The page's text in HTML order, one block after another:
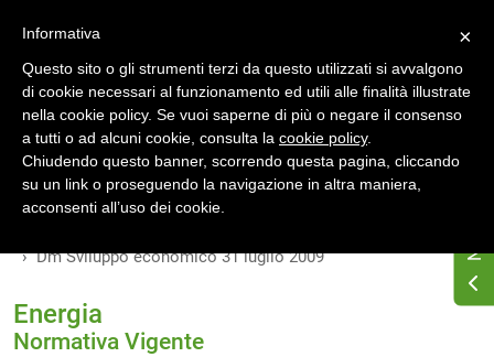
Home
Osservatorio di normativa energetica
Normativa energetica nazionale
Dm Sviluppo economico 31 luglio 2009
Energia
Normativa Vigente
×
Informativa
Questo sito o gli strumenti terzi da questo utilizzati si avvalgono
di cookie necessari al funzionamento ed utili alle finalità illustrate
nella cookie policy. Se vuoi saperne di più o negare il consenso
a tutti o ad alcuni cookie, consulta la cookie policy.
Chiudendo questo banner, scorrendo questa pagina, cliccando
su un link o proseguendo la navigazione in altra maniera,
acconsenti all’uso dei cookie.